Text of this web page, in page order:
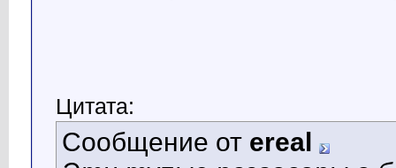
Цитата:
Сообщение от ereal